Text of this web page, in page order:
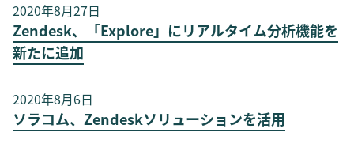
2020年8月27日
Zendesk、「Explore」にリアルタイム分析機能を
新たに追加
2020年8月6日
ソラコム、Zendeskソリューションを活用